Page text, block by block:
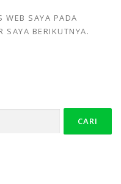
WEB SAYA PADA
SAYA BERIKUTNYA.